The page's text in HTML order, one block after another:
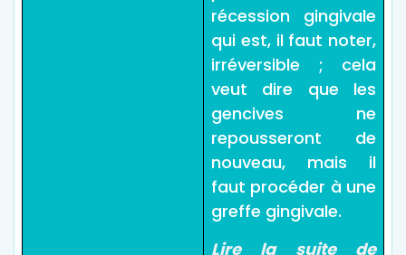
récession gingivale
qui est, il faut noter,
irréversible ; cela
veut dire que les
gencives ne
repousseront de
nouveau, mais il
faut procéder à une
greffe gingivale.
Lire la suite de